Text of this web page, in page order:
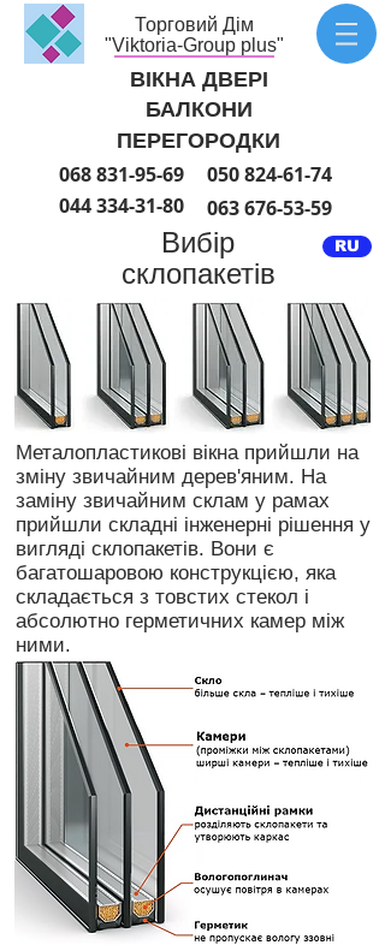
Торговий Дім
"Viktoria-Group plus"
ВІКНА ДВЕРІ
БАЛКОНИ
ПЕРЕГОРОДКИ
068 831-95-69
050 824-61-74
044 334-31-80
063 676-53-59
Вибір
склопакетів
RU
Металопластикові вікна прийшли на
зміну звичайним дерев'яним. На
заміну звичайним склам у рамах
прийшли складні інженерні рішення у
вигляді склопакетів. Вони є
багатошаровою конструкцією, яка
складається з товстих стекол і
абсолютно герметичних камер між
ними.